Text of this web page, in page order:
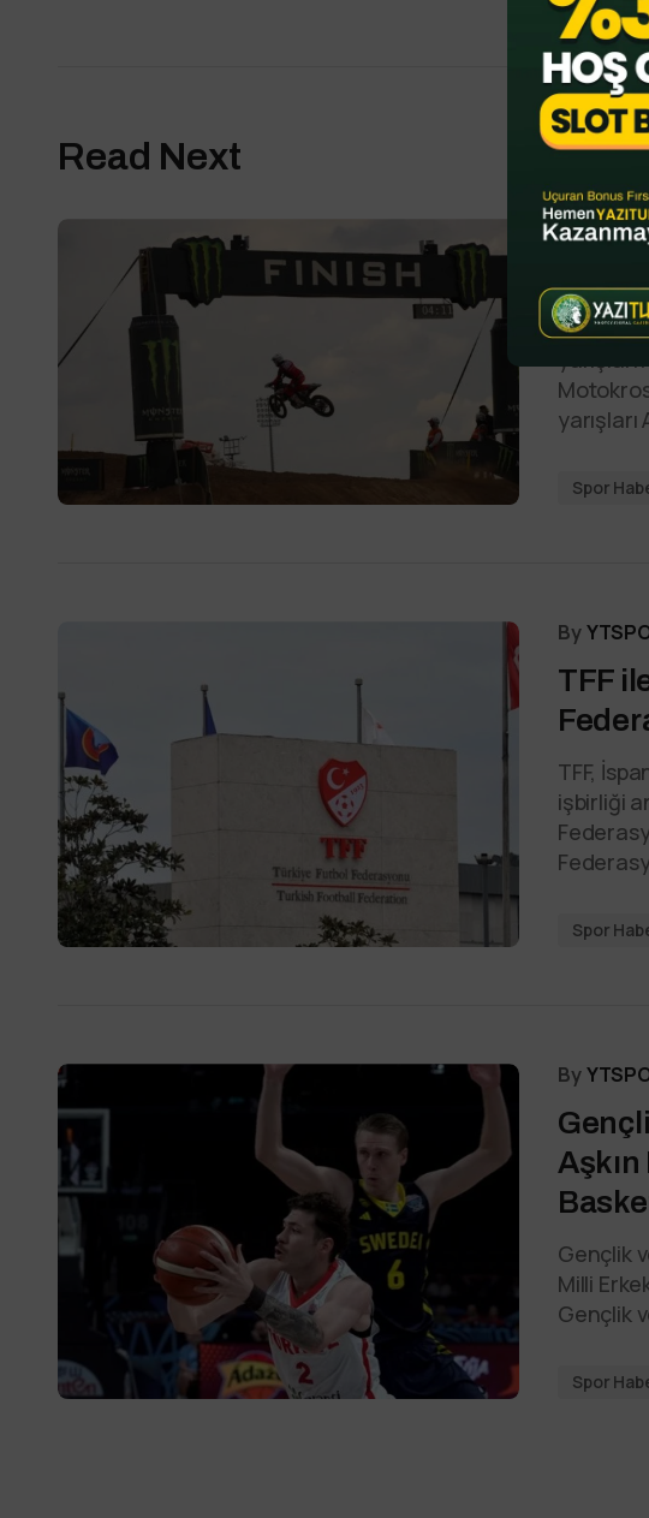
Read Next
By
Dünya
Spor
By
TFF
TFF,
işbirliği
Spor
By
Gençlik
Milli
Gençlik
Spor